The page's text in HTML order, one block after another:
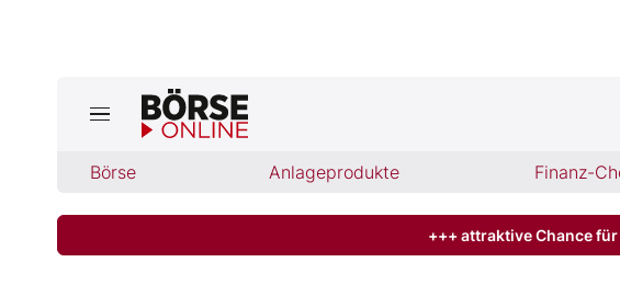
Börse Anlageprodukte Finanz-
Börse
+++ attraktive Chance